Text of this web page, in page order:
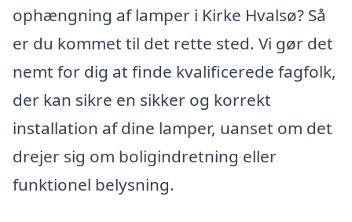
ophængning af lamper i Kirke Hvalsø? Så
er du kommet til det rette sted. Vi gør det
nemt for dig at finde kvalificerede fagfolk,
der kan sikre en sikker og korrekt
installation af dine lamper, uanset om det
drejer sig om boligindretning eller
funktionel belysning.